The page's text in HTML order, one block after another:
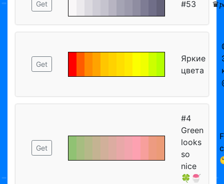
Get #53
Get
Яркие
цвета
Get
#4
Green
looks
so
nice
🍀🍧